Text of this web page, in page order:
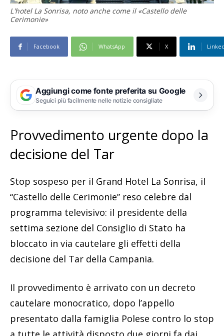
L'hotel La Sonrisa, noto anche come il «Castello delle
Cerimonie»
Facebook WhatsApp X
Aggiungi come fonte preferita su Google
Seguici più facilmente nelle notizie consigliate
Provvedimento urgente dopo la
decisione del Tar
Stop sospeso per il Grand Hotel La Sonrisa, il
“Castello delle Cerimonie” reso celebre dal
programma televisivo: il presidente della
settima sezione del Consiglio di Stato ha
bloccato in via cautelare gli effetti della
decisione del Tar della Campania.
Il provvedimento è arrivato con un decreto
cautelare monocratico, dopo l’appello
presentato dalla famiglia Polese contro lo stop